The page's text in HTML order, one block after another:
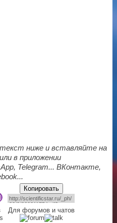
ниже и вставляйте на
в приложении
Telegram... ВКонтакте,
Копировать
Для форумов и чатов